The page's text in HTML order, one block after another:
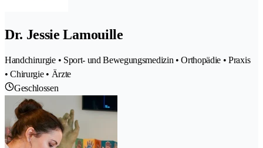
Dr. Jessie Lamouille
Handchirurgie • Sport- und Bewegungsmedizin • Orthopädie • Praxis
• Chirurgie • Ärzte
Geschlossen